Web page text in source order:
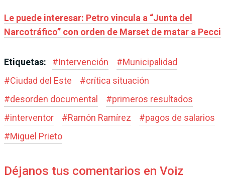
Le puede interesar: Petro vincula a “Junta del
Narcotráfico” con orden de Marset de matar a Pecci
Etiquetas: #Intervención #Municipalidad
#Ciudad del Este #crítica situación
#desorden documental #primeros resultados
#interventor #Ramón Ramírez #pagos de salarios
#Miguel Prieto
Déjanos tus comentarios en Voiz